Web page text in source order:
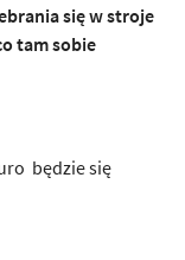
się w stroje
tam sobie
będzie się